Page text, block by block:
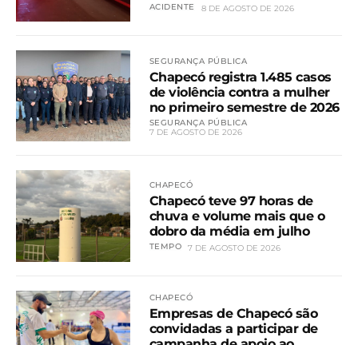
ACIDENTE 8 DE AGOSTO DE 2026
SEGURANÇA PÚBLICA
Chapecó registra 1.485 casos
de violência contra a mulher
no primeiro semestre de 2026
SEGURANÇA PÚBLICA
7 DE AGOSTO DE 2026
CHAPECÓ
Chapecó teve 97 horas de
chuva e volume mais que o
dobro da média em julho
TEMPO 7 DE AGOSTO DE 2026
CHAPECÓ
Empresas de Chapecó são
convidadas a participar de